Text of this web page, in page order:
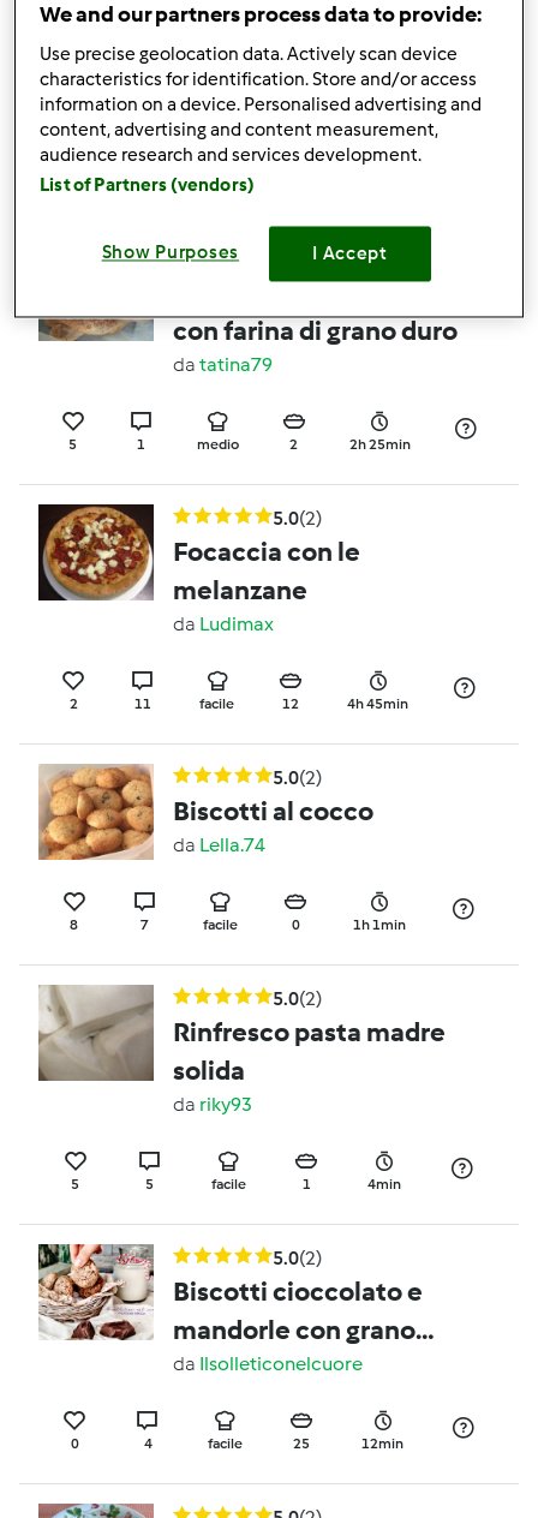
PANINI ALL' OLIO
daOspite
8 3 facile
(3)
treccia di pane siciliano
con farina di grano duro
da tatina79
5 1 medio 2 2h 25min
5.0(2)
Focaccia con le
melanzane
da Ludimax
2 11 facile 12 4h 45min
5.0(2)
Biscotti al cocco
da Lella.74
8 7 facile 0 1h 1min
5.0(2)
Rinfresco pasta madre
solida
da riky93
5 5 facile 1 4min
5.0(2)
Biscotti cioccolato e
mandorle con grano
saraceno
da Ilsolleticonelcuore
0 4 facile 25 12min
We and our partners process data to provide:
Use precise geolocation data. Actively scan device
characteristics for identification. Store and/or access
information on a device. Personalised advertising and
content, advertising and content measurement,
audience research and services development.
List of Partners (vendors)
Show Purposes I Accept